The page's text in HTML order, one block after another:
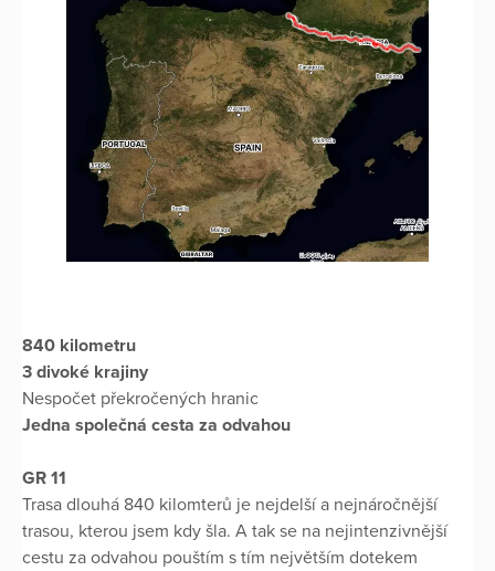
840 kilometru
3 divoké krajiny
Nespočet překročených hranic
Jedna společná cesta za odvahou
GR 11
Trasa dlouhá 840 kilomterů je nejdelší a nejnáročnější
trasou, kterou jsem kdy šla. A tak se na nejintenzivnější
cestu za odvahou pouštím s tím největším dotekem